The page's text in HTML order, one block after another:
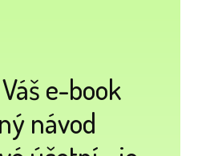
e-book
návod